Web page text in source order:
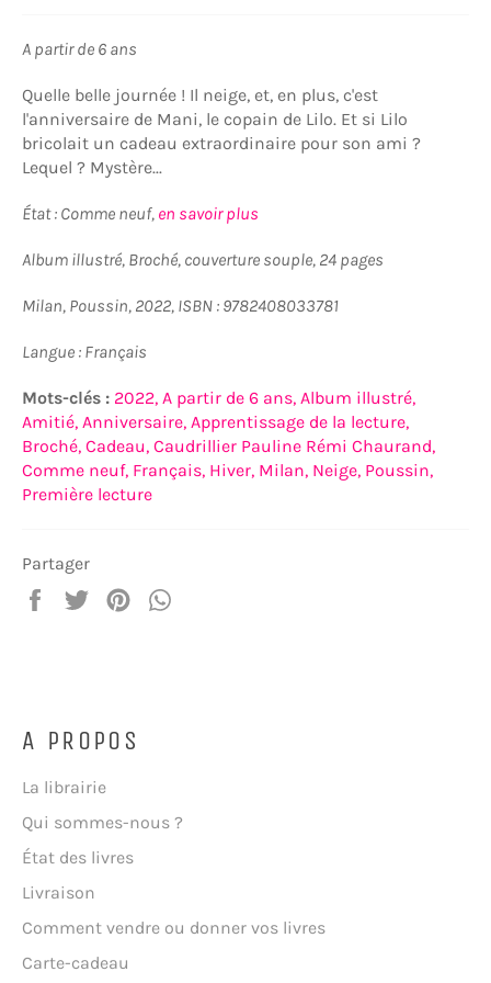
A partir de 6 ans
Quelle belle journée ! Il neige, et, en plus, c'est
l'anniversaire de Mani, le copain de Lilo. Et si Lilo
bricolait un cadeau extraordinaire pour son ami ?
Lequel ? Mystère...
État : Comme neuf, en savoir plus
Album illustré, Broché, couverture souple, 24 pages
Milan, Poussin, 2022, ISBN : 9782408033781
Langue : Français
Mots-clés : 2022, A partir de 6 ans, Album illustré,
Amitié, Anniversaire, Apprentissage de la lecture,
Broché, Cadeau, Caudrillier Pauline Rémi Chaurand,
Comme neuf, Français, Hiver, Milan, Neige, Poussin,
Première lecture
Partager
PartagerTweeterÉpingler
A PROPOS
La librairie
Qui sommes-nous ?
État des livres
Livraison
Comment vendre ou donner vos livres
Carte-cadeau